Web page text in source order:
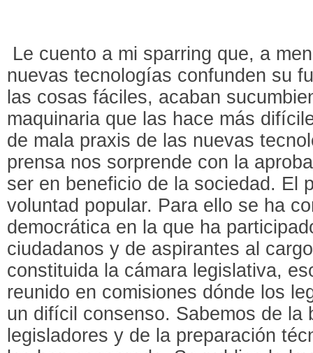
Le cuento a mi sparring que, a
nuevas tecnologías confunden su
las cosas fáciles, acaban
maquinaria que las hace más
de mala praxis de las nuevas
prensa nos sorprende con la
ser en beneficio de la sociedad. El
voluntad popular. Para ello se ha
democrática en la que ha
ciudadanos y de aspirantes al
constituida la cámara legislativa,
reunido en comisiones dónde los
un difícil consenso. Sabemos de la
legisladores y de la preparación